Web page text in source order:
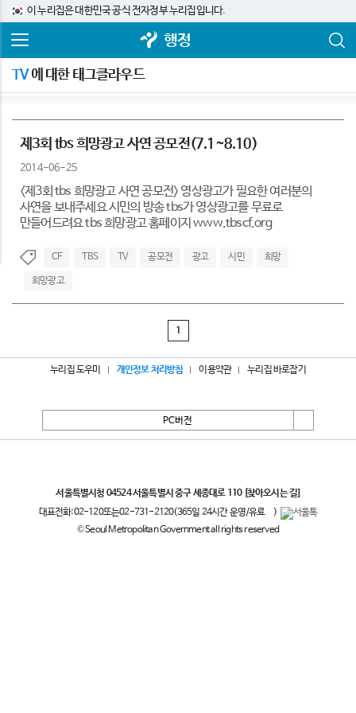
이 누리집은 대한민국 공식 전자정부 누리집입니다.
행정
TV에 대한 태그클라우드
제3회 tbs 희망광고 사연 공모전(7.1~8.10)
2014-06-25
<제3회 tbs 희망광고 사연 공모전> 영상광고가 필요한 여러분의
사연을 보내주세요 시민의 방송 tbs가 영상광고를 무료로
만들어드려요 tbs 희망광고 홈페이지 www.tbscf.org
CF TBS TV 공모전 광고 시민 희망
희망광고
1
누리집 도우미 개인정보 처리방침 이용약관 누리집 바로잡기
PC버전
서울특별시청 04524 서울특별시 중구 세종대로 110 [찾아오시는 길]
대표전화:02-120또는02-731-2120(365일 24시간 운영/유료
)
© Seoul Metropolitan Government all rights reserved